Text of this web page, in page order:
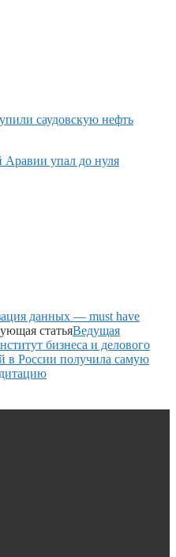
саудовскую нефть
Аравии упал до нуля
данных — must have
статьяВедущая
бизнеса и делового
в России получила самую